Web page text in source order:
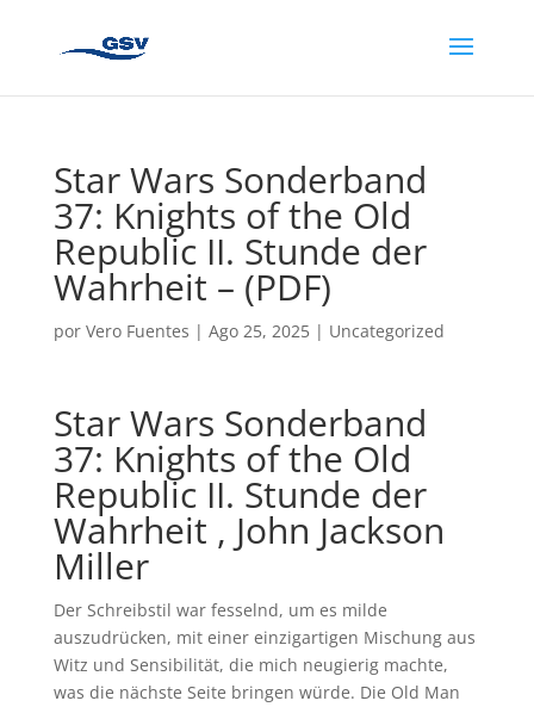
Star Wars Sonderband
37: Knights of the Old
Republic II. Stunde der
Wahrheit – (PDF)
por Vero Fuentes | Ago 25, 2025| Uncategorized
Star Wars Sonderband
37: Knights of the Old
Republic II. Stunde der
Wahrheit , John Jackson
Miller
Der Schreibstil war fesselnd, um es milde
auszudrücken, mit einer einzigartigen Mischung aus
Witz und Sensibilität, die mich neugierig machte,
was die nächste Seite bringen würde. Die Old Man